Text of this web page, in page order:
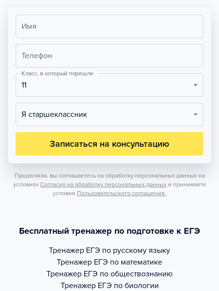
Имя
Телефон
Класс, в который перешли
11
Я старшеклассник
Записаться на консультацию
Продолжая, вы соглашаетесь на обработку персональных данных на
условиях Согласия на обработку персональных данных и принимаете
условия Пользовательского соглашения.
Бесплатный тренажер по подготовке к ЕГЭ
Тренажер ЕГЭ по русскому языку
Тренажер ЕГЭ по математике
Тренажер ЕГЭ по обществознанию
Тренажер ЕГЭ по биологии